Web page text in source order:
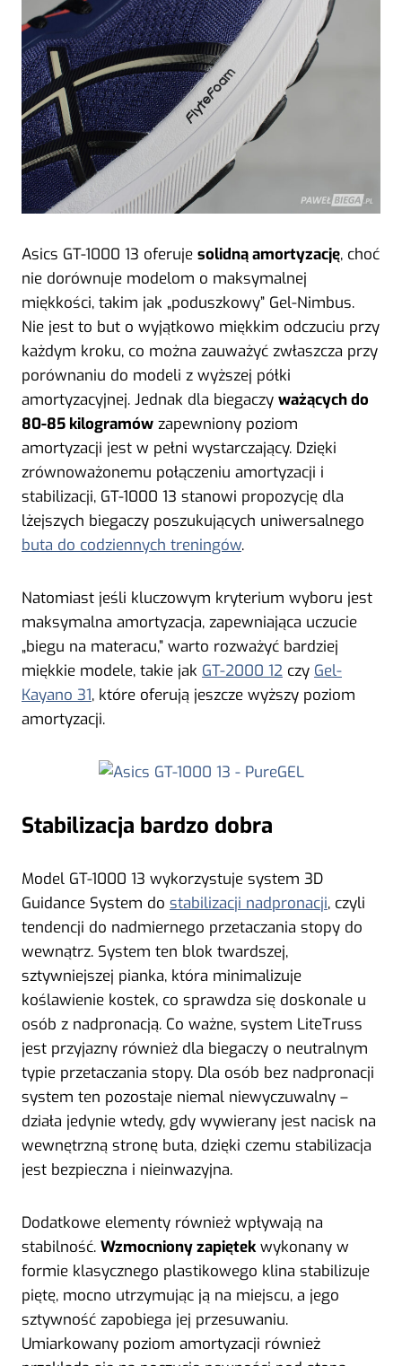
Asics GT-1000 13 oferuje solidną amortyzację, choć
nie dorównuje modelom o maksymalnej
miękkości, takim jak „poduszkowy” Gel-Nimbus.
Nie jest to but o wyjątkowo miękkim odczuciu przy
każdym kroku, co można zauważyć zwłaszcza przy
porównaniu do modeli z wyższej półki
amortyzacyjnej. Jednak dla biegaczy ważących do
80-85 kilogramów zapewniony poziom
amortyzacji jest w pełni wystarczający. Dzięki
zrównoważonemu połączeniu amortyzacji i
stabilizacji, GT-1000 13 stanowi propozycję dla
lżejszych biegaczy poszukujących uniwersalnego
buta do codziennych treningów.
Natomiast jeśli kluczowym kryterium wyboru jest
maksymalna amortyzacja, zapewniająca uczucie
„biegu na materacu,” warto rozważyć bardziej
miękkie modele, takie jak GT-2000 12 czy Gel-
Kayano 31, które oferują jeszcze wyższy poziom
amortyzacji.
Stabilizacja bardzo dobra
Model GT-1000 13 wykorzystuje system 3D
Guidance System do stabilizacji nadpronacji, czyli
tendencji do nadmiernego przetaczania stopy do
wewnątrz. System ten blok twardszej,
sztywniejszej pianka, która minimalizuje
koślawienie kostek, co sprawdza się doskonale u
osób z nadpronacją. Co ważne, system LiteTruss
jest przyjazny również dla biegaczy o neutralnym
typie przetaczania stopy. Dla osób bez nadpronacji
system ten pozostaje niemal niewyczuwalny –
działa jedynie wtedy, gdy wywierany jest nacisk na
wewnętrzną stronę buta, dzięki czemu stabilizacja
jest bezpieczna i nieinwazyjna.
Dodatkowe elementy również wpływają na
stabilność. Wzmocniony zapiętekwykonany w
formie klasycznego plastikowego klina stabilizuje
piętę, mocno utrzymując ją na miejscu, a jego
sztywność zapobiega jej przesuwaniu.
Umiarkowany poziom amortyzacji również